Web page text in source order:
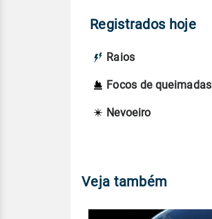
Registrados hoje
Raios
Focos de queimadas
Nevoeiro
Veja também